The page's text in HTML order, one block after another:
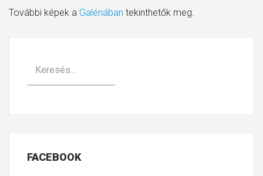
További képek a Galériában tekinthetők meg.
FACEBOOK